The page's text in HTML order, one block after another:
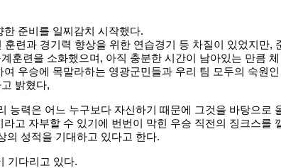
준비를 일찌감치 시작했다.
훈련과 경기력 향상을 위한 연습경기 등 차질이 있었지만,
훈련을 소화했으며, 아직 충분한 시간이 남아있는 만큼 체
우승에 목말라하는 영광군민들과 우리 팀 모두의 숙원인
밝혔다,
능력은 어느 누구보다 자신하기 때문에 그것을 바탕으로
고 자부할 수 있기에 번번이 막힌 우승 직전의 징크스를
의 성적을 기대하고 있다고 한다.
기다리고 있다.